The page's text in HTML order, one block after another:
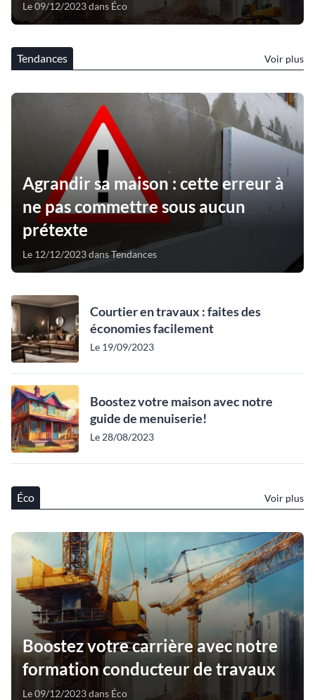
Le 09/12/2023 dans Éco
Tendances Voir plus
Agrandir sa maison : cette erreur à
ne pas commettre sous aucun
prétexte
Le 12/12/2023 dans Tendances
Courtier en travaux : faites des
économies facilement
Le 19/09/2023
Boostez votre maison avec notre
guide de menuiserie!
Le 28/08/2023
Éco Voir plus
Boostez votre carrière avec notre
formation conducteur de travaux
Le 09/12/2023 dans Éco